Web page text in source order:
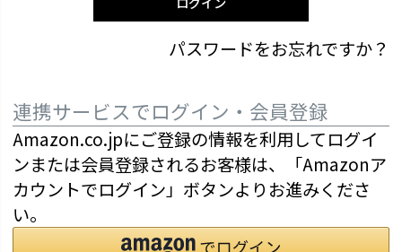
パスワードをお忘れですか？
連携サービスでログイン・会員登録
Amazon.co.jpにご登録の情報を利用してログイ
ンまたは会員登録されるお客様は、「Amazonア
カウントでログイン」ボタンよりお進みくださ
い。